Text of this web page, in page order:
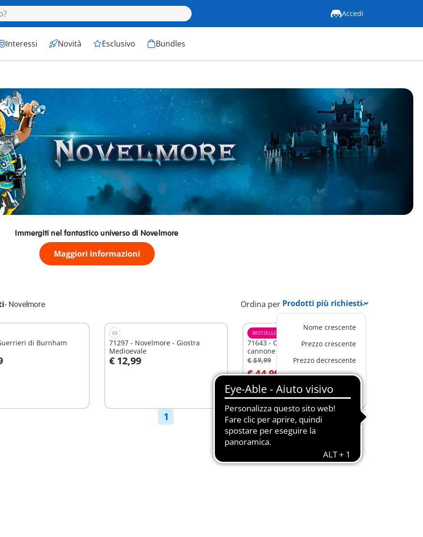
Accedi
Interessi Novità Esclusivo Bundles
Immergiti nel fantastico universo di Novelmore
Maggiori informazioni
- Novelmore Ordina per
Nome crescente
Prezzo crescente
Prezzo decrescente
Prodotti più richiesti
di Burnham
al carrello
XS
71297 - Novelmore - Giostra
Medioevale
€ 12,99
Aggiungi al carrello
BESTSELLER
71643 - Carro d'assalto con
cannone
€ 59,99
€ 44,99
1